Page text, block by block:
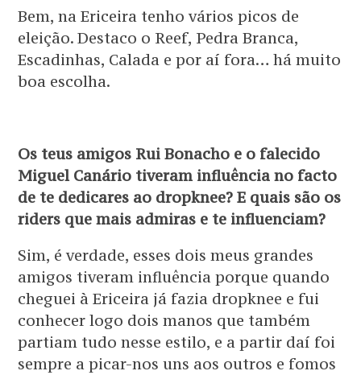
Bem, na Ericeira tenho vários picos de
eleição. Destaco o Reef, Pedra Branca,
Escadinhas, Calada e por aí fora… há muito
boa escolha.
Os teus amigos Rui Bonacho e o falecido
Miguel Canário tiveram influência no facto
de te dedicares ao dropknee? E quais são os
riders que mais admiras e te influenciam?
Sim, é verdade, esses dois meus grandes
amigos tiveram influência porque quando
cheguei à Ericeira já fazia dropknee e fui
conhecer logo dois manos que também
partiam tudo nesse estilo, e a partir daí foi
sempre a picar-nos uns aos outros e fomos